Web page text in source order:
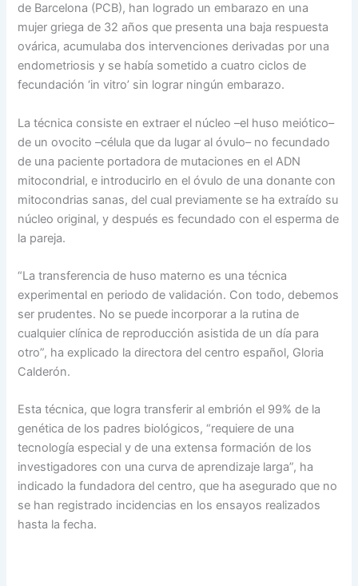
de Barcelona (PCB), han logrado un embarazo en una
mujer griega de 32 años que presenta una baja respuesta
ovárica, acumulaba dos intervenciones derivadas por una
endometriosis y se había sometido a cuatro ciclos de
fecundación ‘in vitro’ sin lograr ningún embarazo.
La técnica consiste en extraer el núcleo –el huso meiótico–
de un ovocito –célula que da lugar al óvulo– no fecundado
de una paciente portadora de mutaciones en el ADN
mitocondrial, e introducirlo en el óvulo de una donante con
mitocondrias sanas, del cual previamente se ha extraído su
núcleo original, y después es fecundado con el esperma de
la pareja.
“La transferencia de huso materno es una técnica
experimental en periodo de validación. Con todo, debemos
ser prudentes. No se puede incorporar a la rutina de
cualquier clínica de reproducción asistida de un día para
otro”, ha explicado la directora del centro español, Gloria
Calderón.
Esta técnica, que logra transferir al embrión el 99% de la
genética de los padres biológicos, “requiere de una
tecnología especial y de una extensa formación de los
investigadores con una curva de aprendizaje larga”, ha
indicado la fundadora del centro, que ha asegurado que no
se han registrado incidencias en los ensayos realizados
hasta la fecha.